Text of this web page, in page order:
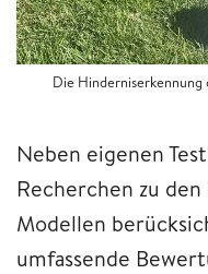
Die Hinderniserkennung
Neben eigenen
Recherchen zu
Modellen
umfassende